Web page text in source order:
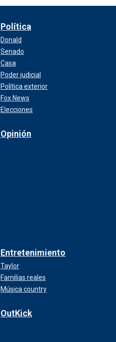
Política
Donald
Senado
Casa
Poder judicial
Política exterior
Fox News
Elecciones
Opinión
Entretenimiento
Taylor
Familias reales
Música country
OutKick